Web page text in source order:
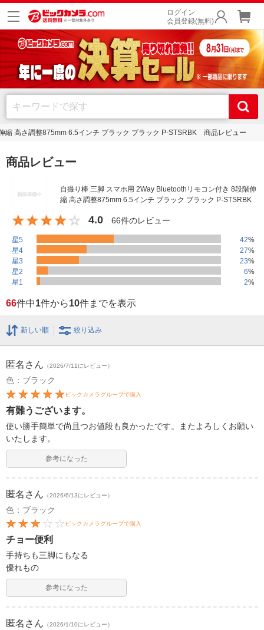
ログイン
会員登録(無料)
縮 高さ調整875mm 6.5インチ ブラック ブラック P-STSRBK 商品レビュー
商品レビュー
自撮り棒 三脚 スマホ用 2Way Bluetoothリモコン付き 8段階伸
縮 高さ調整875mm 6.5インチ ブラック ブラック P-STSRBK
4.0 66件のレビュー
星5 42%
星4
27%
星3
23%
星2
6%
星1
2%
66件中1件から10件までを表示
新しい順 絞り込み
匿名 さん （2026/7/11にレビュー）
色：ブラック
ビックカメラグループで購入
有難うございます。
使い勝手簡単で尚且つお値段も良かったです。またよろしくお願い
いたします。
参考になった
匿名 さん （2026/6/13にレビュー）
色：ブラック
ビックカメラグループで購入
チョー便利
手持ちも三脚にもなる
優れもの
参考になった
匿名 さん （2026/1/10にレビュー）